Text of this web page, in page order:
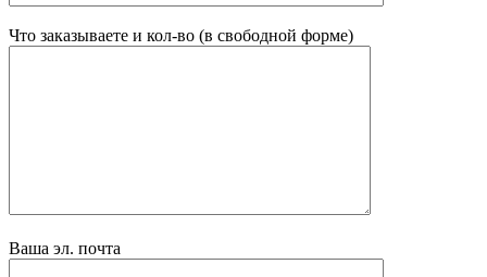
Что заказываете и кол-во (в свободной форме)
Ваша эл. почта